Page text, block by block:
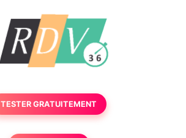
TESTER GRATUITEMENT